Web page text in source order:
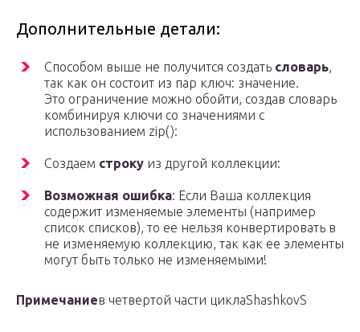
Дополнительные детали:
Способом выше не получится создать словарь,
так как он состоит из пар ключ: значение.
Это ограничение можно обойти, создав словарь
комбинируя ключи со значениями с
использованием zip():
Создаем строку из другой коллекции:
Возможная ошибка: Если Ваша коллекция
содержит изменяемые элементы (например
список списков), то ее нельзя конвертировать в
не изменяемую коллекцию, так как ее элементы
могут быть только не изменяемыми!
Примечаниев четвертой части циклаShashkovS